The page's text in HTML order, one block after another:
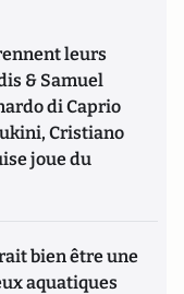
leurs
& Samuel
di Caprio
Cristiano
joue du
bien être une
aquatiques